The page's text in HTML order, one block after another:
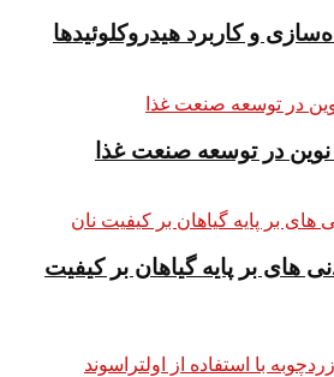
و کاربرد هیدروکلوئیدها
نوین در توسعه صنعت غذا
های بر پایه گیاهان بر کیفیت